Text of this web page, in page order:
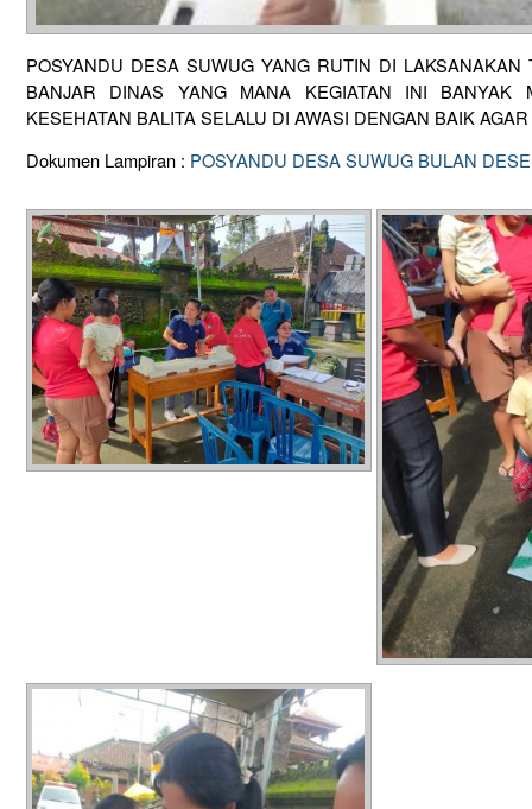
POSYANDU DESA SUWUG YANG RUTIN DI
BANJAR DINAS YANG MANA KEGIATAN INI BANYAK
KESEHATAN BALITA SELALU DI AWASI DENGAN BAIK
Dokumen Lampiran : POSYANDU DESA SUWUG BULAN